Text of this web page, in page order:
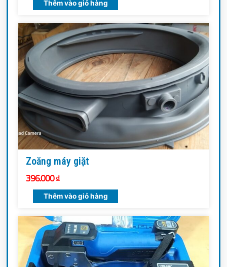
Thêm vào giỏ hàng
Zoăng máy giặt
396.000₫
Thêm vào giỏ hàng